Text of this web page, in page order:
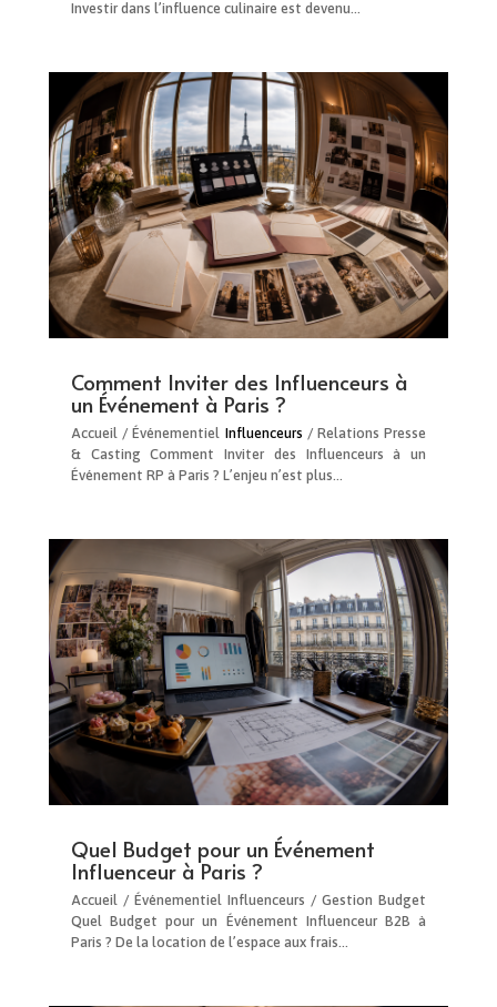
Investir dans l’influence culinaire est devenu…
Comment Inviter des Influenceurs à
un Événement à Paris ?
Accueil / Événementiel Influenceurs / Relations Presse
& Casting Comment Inviter des Influenceurs à un
Événement RP à Paris ? L’enjeu n’est plus…
Quel Budget pour un Événement
Influenceur à Paris ?
Accueil / Événementiel Influenceurs / Gestion Budget
Quel Budget pour un Événement Influenceur B2B à
Paris ? De la location de l’espace aux frais…